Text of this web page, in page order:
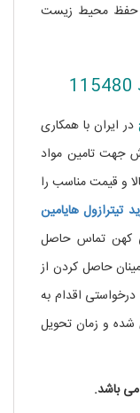
حفظ محیط زیست
در ایران با همکاری
جهت تامین مواد
و قیمت مناسب را
تیترازول هایامین
تماس حاصل
حاصل کردن از
شده و زمان تحویل